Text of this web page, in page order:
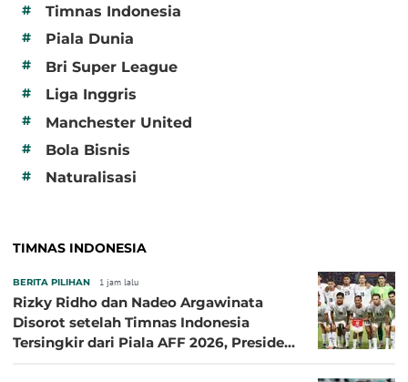
#
Timnas Indonesia
# Piala Dunia
# Bri Super League
# Liga Inggris
# Manchester United
# Bola Bisnis
# Naturalisasi
TIMNAS INDONESIA
BERITA PILIHAN 1 jam lalu
Rizky Ridho dan Nadeo Argawinata
Disorot setelah Timnas Indonesia
Tersingkir dari Piala AFF 2026, Presiden